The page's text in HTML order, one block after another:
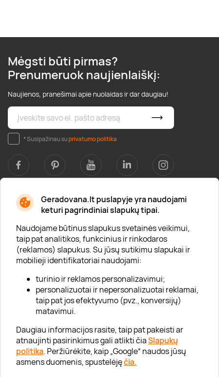
Geradovana.lt puslapyje yra naudojami
keturi pagrindiniai slapukų tipai.
Naudojame būtinus slapukus svetainės veikimui,
taip pat analitikos, funkcinius ir rinkodaros
(reklamos) slapukus. Su jūsų sutikimu slapukai ir
mobilieji identifikatoriai naudojami:
turinio ir reklamos personalizavimui;
personalizuotai ir nepersonalizuotai reklamai,
taip pat jos efektyvumo (pvz., konversijų)
matavimui.
Daugiau informacijos rasite, taip pat pakeisti ar
atnaujinti pasirinkimus gali atlikti čiaSlapukų
politika. Peržiūrėkite, kaip „Google“ naudos jūsų
asmens duomenis, spustelėjęčia.
Mėgsti būti pirmas?
Prenumeruok naujienlaiškį:
Naujienos, pranešimai apie nuolaidas ir dar daugiau!
* Susipažinau suprivatumo politika
Apie mus
Apie „Gera Dovana“
Lojalumo klubas
Karjera
Visi partneriai
Kontaktai
Tinklaraštis
Informacija